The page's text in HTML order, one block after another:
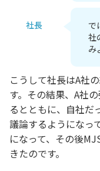
社長
で
社
み
こうして社長はA社
す。その結果、A社
るとともに、自社だ
議論するようになっ
になって、その後
きたのです。